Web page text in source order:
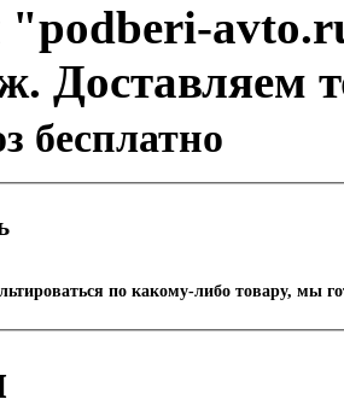
Доставляем
бесплатно
по какому-либо товару, мы